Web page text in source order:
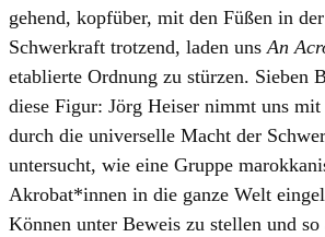
gehend, kopfüber, mit den Füßen in
Schwerkraft trotzend, laden uns An
etablierte Ordnung zu stürzen. Sieben
diese Figur: Jörg Heiser nimmt uns mit
durch die universelle Macht der
untersucht, wie eine Gruppe
Akrobat*innen in die ganze Welt
Können unter Beweis zu stellen und so